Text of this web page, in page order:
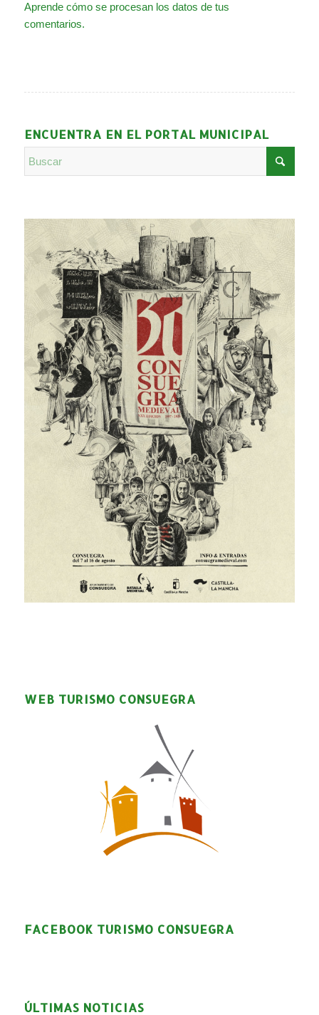
Aprende cómo se procesan los datos de tus
comentarios.
ENCUENTRA EN EL PORTAL MUNICIPAL
WEB TURISMO CONSUEGRA
FACEBOOK TURISMO CONSUEGRA
ÚLTIMAS NOTICIAS